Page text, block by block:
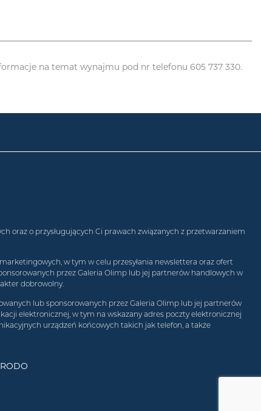
na temat wynajmu pod nr telefonu 605 737 330.
oraz o przysługujących Ci prawach związanych z przetwarzaniem
w tym w celu przesyłania newslettera oraz ofert
przez Galeria Olimp lub jej partnerów handlowych w
dobrowolny.
lub sponsorowanych przez Galeria Olimp lub jej partnerów
elektronicznej, w tym na wskazany adres poczty elektronicznej
urządzeń końcowych takich jak telefon, a także
RODO